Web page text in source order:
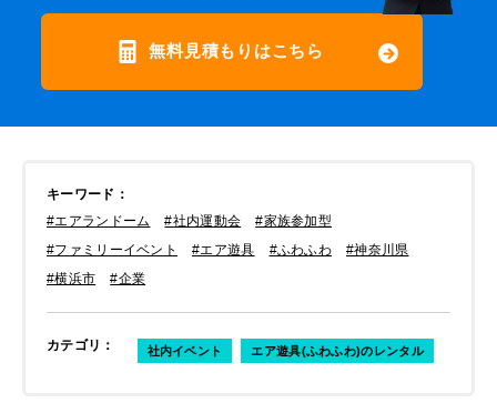
無料見積もりはこちら
キーワード ：
#エアランドーム
#社内運動会
#家族参加型
#ファミリーイベント
#エア遊具 #ふわふわ
#神奈川県
#横浜市
#企業
カテゴリ ： 社内イベント エア遊具(ふわふわ)のレンタル